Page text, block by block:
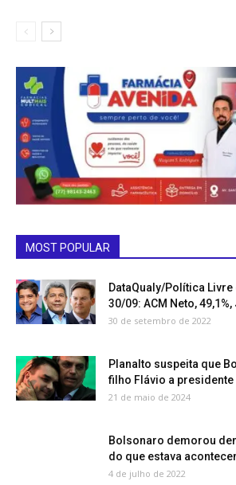
MOST POPULAR
DataQualy/Política
30/09: ACM Neto,
30 de setembro de 2022
Planalto suspeita que
filho Flávio a presidente
21 de maio de 2024
Bolsonaro demorou
do que estava
4 de julho de 2022